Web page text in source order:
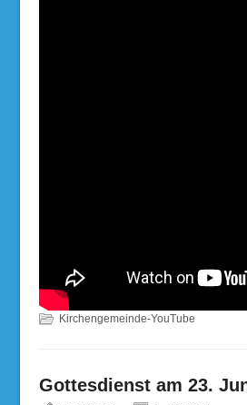
Kirchengemeinde-YouTube
Gottesdienst am 23.